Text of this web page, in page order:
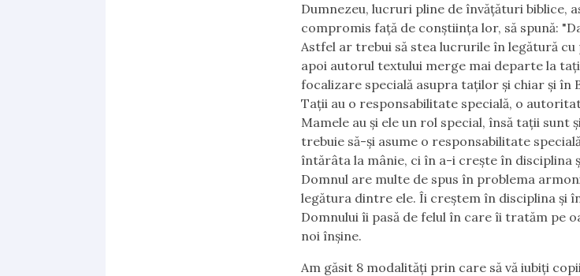
Dumnezeu, lucruri pline de învățături biblice,
compromis față de conștiința lor, să spună:
Astfel ar trebui să stea lucrurile în legătură cu
apoi autorul textului merge mai departe la
focalizare specială asupra taților și chiar și în
Tații au o responsabilitate specială, o
Mamele au și ele un rol special, însă tații sunt
trebuie să-și asume o responsabilitate
întărâta la mânie, ci în a-i crește în disciplina
Domnul are multe de spus în problema
legătura dintre ele. Îi creștem în disciplina și
Domnului îi pasă de felul în care îi tratăm pe
noi înșine.
Am găsit 8 modalități prin care să vă iubiți